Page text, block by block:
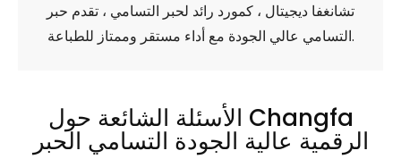
تشانغفا ديجيتال ، كمورد رائد لحبر التسامي ، تقدم حبر
التسامي عالي الجودة مع أداء مستقر وممتاز للطباعة.
الأسئلة الشائعة حول Changfa
الرقمية عالية الجودة التسامي الحبر